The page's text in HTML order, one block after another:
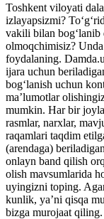
Toshkent viloyati
izlayapsizmi?
vakili bilan bog‘lanib
olmoqchimisiz?
foydalaning.
ijara uchun
bog‘lanish uchun
maʼlumotlar
mumkin. Har bir
rasmlar, narxlar,
raqamlari taqdim
(arendaga)
onlayn band qilish
olish mavsumlarida
uyingizni toping.
kunlik, yaʼni qisqa
bizga murojaat qiling.